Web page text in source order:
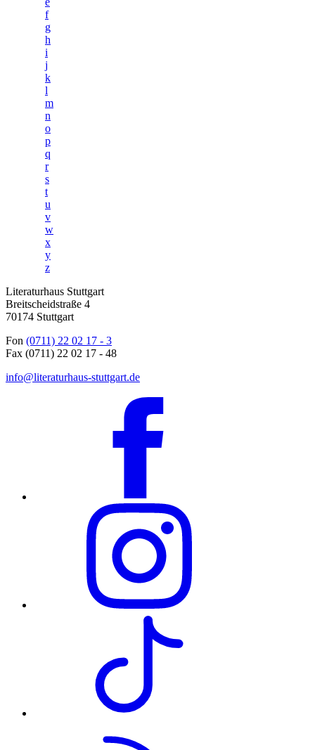
f
g
h
i
j
k
l
m
n
o
p
q
r
s
t
u
v
w
x
y
z
Literaturhaus Stuttgart
Breitscheidstraße 4
70174 Stuttgart
Fon (0711) 22 02 17 - 3
Fax (0711) 22 02 17 - 48
info@literaturhaus-stuttgart.de